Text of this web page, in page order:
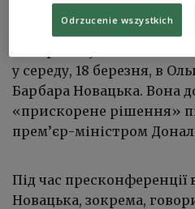
положеннями, які з 1
заборонятимуть
у середу, 18 березня, в
Барбара Новацька. Вона
«прискорене рішення»
прем’єр-міністром
Під час пресконференції
Новацька, зокрема,
Odrzucenie wszystkich